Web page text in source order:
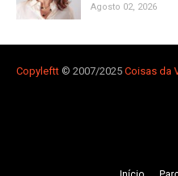
Agosto 02, 2026
Copyleftt © 2007/2025 Coisas da